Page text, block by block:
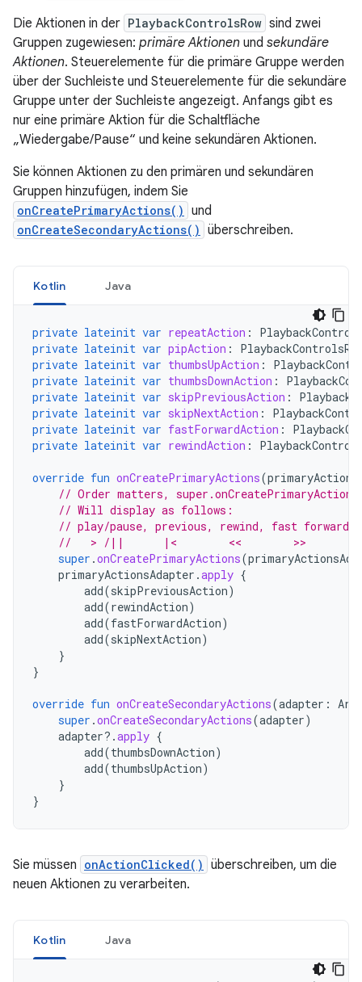
Die Aktionen in der PlaybackControlsRow sind zwei
Gruppen zugewiesen: primäre Aktionen und sekundäre
Aktionen. Steuerelemente für die primäre Gruppe werden
über der Suchleiste und Steuerelemente für die sekundäre
Gruppe unter der Suchleiste angezeigt. Anfangs gibt es
nur eine primäre Aktion für die Schaltfläche
„Wiedergabe/Pause“ und keine sekundären Aktionen.
Sie können Aktionen zu den primären und sekundären
Gruppen hinzufügen, indem Sie
onCreatePrimaryActions() und
onCreateSecondaryActions() überschreiben.
Kotlin Java
private lateinit var repeatAction :
private lateinit var pipAction :
private lateinit var thumbsUpAction :
private lateinit var thumbsDownAction :
private lateinit var skipPreviousAction :
private lateinit var skipNextAction :
private lateinit var fastForwardAction :
private lateinit var rewindAction :
override fun onCreatePrimaryActions(
// Order matters,
// Will display as follows:
// play/pause, previous, rewind, fast forward,
//   > /||      |<        <<        >>
super .onCreatePrimaryActions(
primaryActionsAdapter .apply {
add(skipPreviousAction)
add(rewindAction)
add(fastForwardAction)
add(skipNextAction)
}
}
override fun onCreateSecondaryActions(adapter :
super .onCreateSecondaryActions(adapter)
adapter?.apply {
add(thumbsDownAction)
add(thumbsUpAction)
}
}
Sie müssen onActionClicked() überschreiben, um die
neuen Aktionen zu verarbeiten.
Kotlin Java